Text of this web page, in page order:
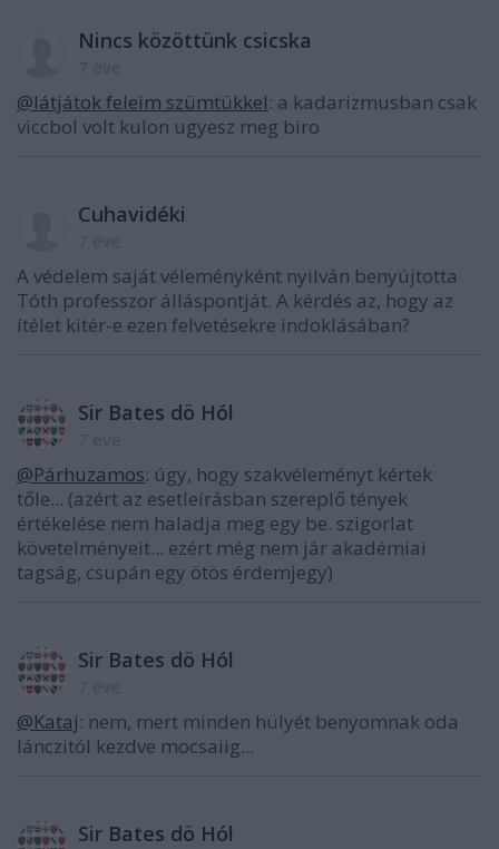
Nincs közöttünk csicska
@látjátok feleim szümtükkel: a kadarizmusban csak
viccbol volt kulon ugyesz meg biro
Cuhavidéki
A védelem saját véleményként nyilván benyújtotta
Tóth professzor álláspontját. A kérdés az, hogy az
ítélet kitér-e ezen felvetésekre indoklásában?
Sir Bates dö Hól
@Párhuzamos: úgy, hogy szakvéleményt kértek
tőle... (azért az esetleírásban szereplő tények
értékelése nem haladja meg egy be. szigorlat
követelményeit... ezért még nem jár akadémiai
tagság, csupán egy ötös érdemjegy)
Sir Bates dö Hól
@Kataj: nem, mert minden hülyét benyomnak oda
lánczitól kezdve mocsaiig...
Sir Bates dö Hól